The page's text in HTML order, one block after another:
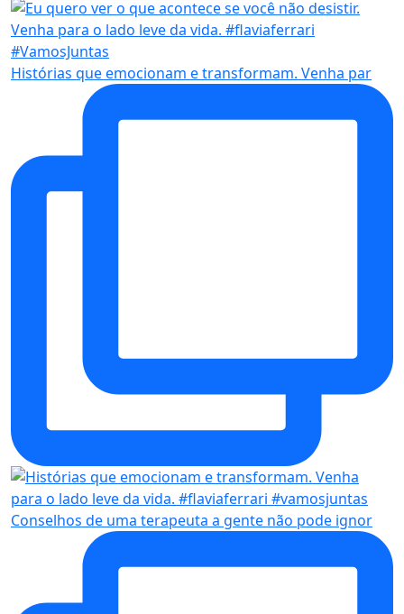
Histórias que emocionam e transformam. Venha par
Conselhos de uma terapeuta a gente não pode ignor